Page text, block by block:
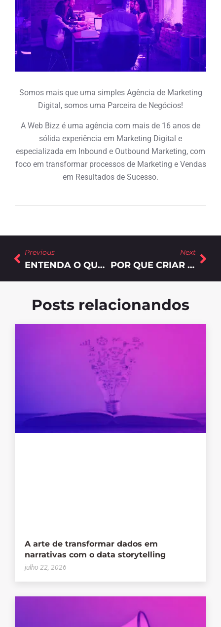
Somos mais que uma simples Agência de Marketing
Digital, somos uma Parceira de Negócios!
A Web Bizz é uma agência com mais de 16 anos de
sólida experiência em Marketing Digital e
especializada em Inbound e Outbound Marketing, com
foco em transformar processos de Marketing e Vendas
em Resultados de Sucesso.
Previous
ENTENDA O QUE É CRO E POR QUE ELA É IMPORTANTE PARA UMA EMPRESA
Next
POR QUE CRIAR UM BLOG CORPORATIVO PARA GERAR NEGÓCIOS?
Posts relacionandos
A arte de transformar dados em
narrativas com o data storytelling
julho 22, 2026